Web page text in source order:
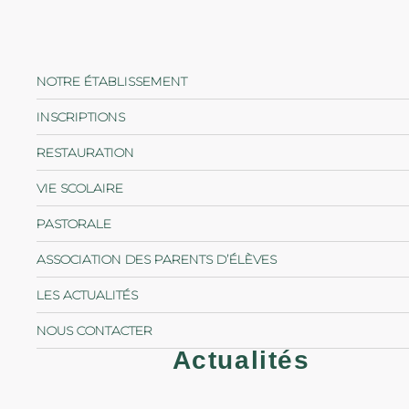
NOTRE ÉTABLISSEMENT
INSCRIPTIONS
RESTAURATION
VIE SCOLAIRE
PASTORALE
ASSOCIATION DES PARENTS D’ÉLÈVES
LES ACTUALITÉS
NOUS CONTACTER
Actualités